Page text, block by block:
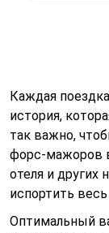
Каждая
история,
так важно,
форс-мажоров
отеля и других
испортить
Оптимальный